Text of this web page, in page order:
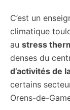
C’est un
climatique
au stress
denses du
d’activités de
certains
Orens-de-